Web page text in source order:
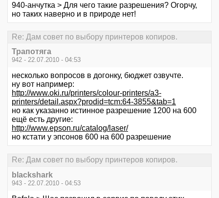
940-анчутка > Для чего такие разрешения? Огорчу,
но таких наверно и в природе нет!
Re: Дам совет по выбору принтеров копиров.
Трапотяга
942 - 22.07.2010 - 04:53
несколько вопросов в догонку, бюджет озвучте.
ну вот например:
http://www.oki.ru/printers/colour-printers/a3-
printers/detail.aspx?prodid=tcm:64-3855&tab=1
но как указанно истинное разрешение 1200 на 600
ещё есть другие:
http://www.epson.ru/catalog/laser/
но кстати у эпсонов 600 на 600 разрешение
Re: Дам совет по выбору принтеров копиров.
blackshark
943 - 22.07.2010 - 04:53